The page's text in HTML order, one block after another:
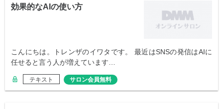
効果的なAIの使い方
こんにちは。トレンザのイワタです。 最近はSNSの発信はAIに
任せると言う人が増えています…
テキスト サロン会員無料